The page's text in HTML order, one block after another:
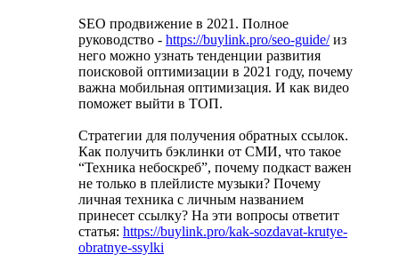
SEO продвижение в 2021. Полное
руководство - https://buylink.pro/seo-guide/из
него можно узнать тенденции развития
поисковой оптимизации в 2021 году, почему
важна мобильная оптимизация. И как видео
поможет выйти в ТОП.
Стратегии для получения обратных ссылок.
Как получить бэклинки от СМИ, что такое
“Техника небоскреб”, почему подкаст важен
не только в плейлисте музыки? Почему
личная техника с личным названием
принесет ссылку? На эти вопросы ответит
статья: https://buylink.pro/kak-sozdavat-krutye-
obratnye-ssylki